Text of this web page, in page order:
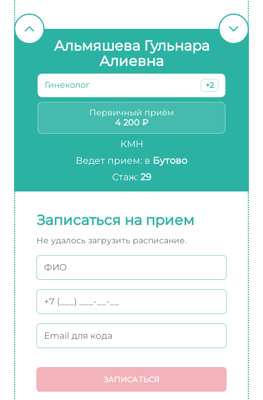
Альмяшева Гульнара
Алиевна
Гинеколог +2
Первичный приём
4 200 ₽
КМН
Ведет прием: в Бутово
Стаж: 29
Записаться на прием
Не удалось загрузить расписание.
ЗАПИСАТЬСЯ